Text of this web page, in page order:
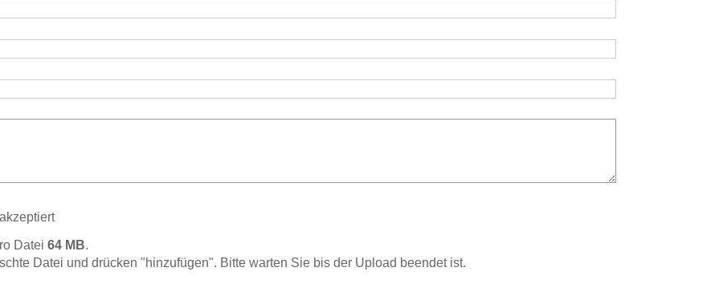
akzeptiert
Datei 64 MB.
Datei und drücken "hinzufügen". Bitte warten Sie bis der Upload beendet ist.